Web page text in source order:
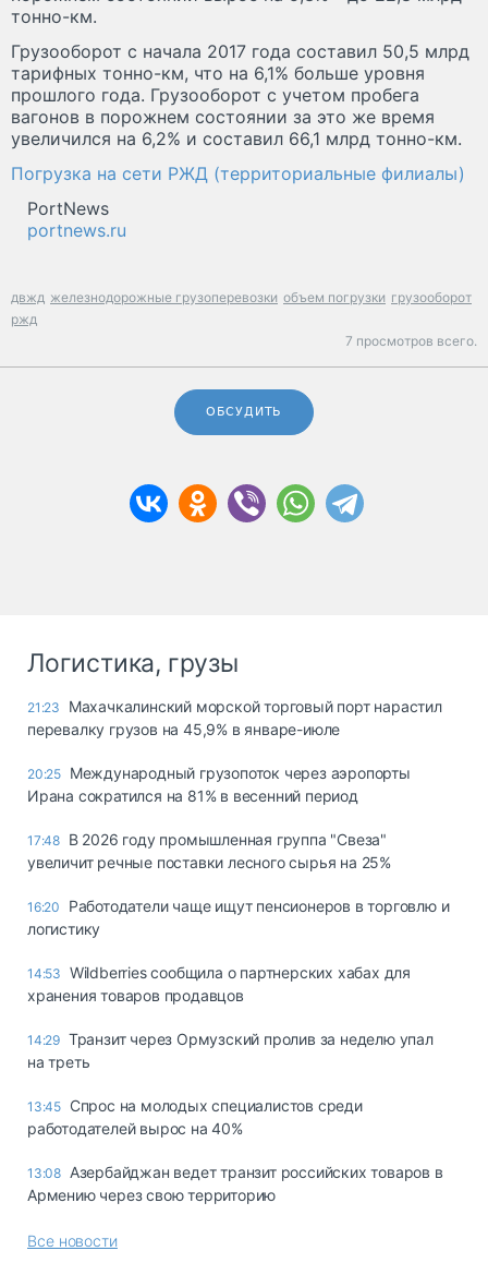
тонно-км.
Грузооборот с начала 2017 года составил 50,5 млрд
тарифных тонно-км, что на 6,1% больше уровня
прошлого года. Грузооборот с учетом пробега
вагонов в порожнем состоянии за это же время
увеличился на 6,2% и составил 66,1 млрд тонно-км.
Погрузка на сети РЖД (территориальные филиалы)
PortNews
portnews.ru
двжд железнодорожные грузоперевозки объем погрузки грузооборот
ржд
7 просмотров всего.
ОБСУДИТЬ
Логистика, грузы
21:23
Махачкалинский морской торговый порт нарастил
перевалку грузов на 45,9% в январе-июле
20:25 Международный грузопоток через аэропорты
Ирана сократился на 81% в весенний период
17:48 В 2026 году промышленная группа "Свеза"
увеличит речные поставки лесного сырья на 25%
16:20
Работодатели чаще ищут пенсионеров в торговлю и
логистику
14:53 Wildberries сообщила о партнерских хабах для
хранения товаров продавцов
14:29 Транзит через Ормузский пролив за неделю упал
на треть
13:45 Спрос на молодых специалистов среди
работодателей вырос на 40%
13:08 Азербайджан ведет транзит российских товаров в
Армению через свою территорию
Все новости